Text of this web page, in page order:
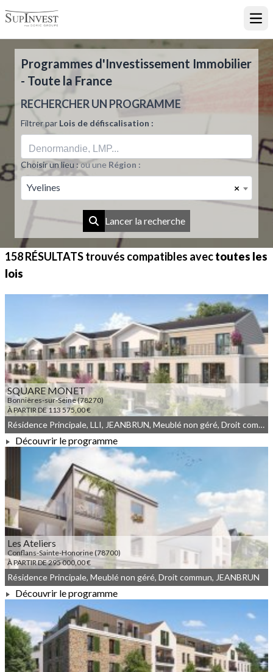
Programmes d'Investissement Immobilier
- Toute la France
RECHERCHER UN PROGRAMME
Filtrer par Lois de défiscalisation :
Choisir un lieu :ou une Région :
×
Yvelines
Lancer la recherche
158 RÉSULTATStrouvés compatibles avectoutes les
lois
SQUARE MONET
Bonnières-sur-Seine (78270)
À PARTIR DE 113 575,00 €
À PARTIR DE 113 575,00 €
Résidence Principale, LLI, JEANBRUN, Meublé non géré, Droit commun, LLI_JEANBRUN
Découvrir le programme
Les Ateliers
Conflans-Sainte-Honorine (78700)
À PARTIR DE 295 000,00 €
À PARTIR DE 295 000,00 €
Résidence Principale, Meublé non géré, Droit commun, JEANBRUN
Découvrir le programme